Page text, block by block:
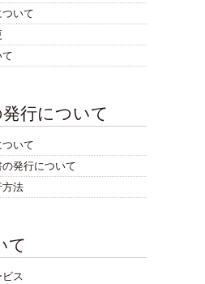
いて
行について
いて
発行について
方法
て
ス